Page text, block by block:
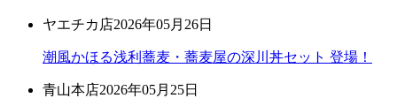
ヤエチカ店2026年05月26日
潮風かほる浅利蕎麦・蕎麦屋の深川丼セット 登場！
青山本店2026年05月25日